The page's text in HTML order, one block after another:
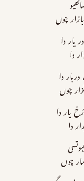
چوں
یار دا
دا
دا
چوں
یار دا
دا
چوں